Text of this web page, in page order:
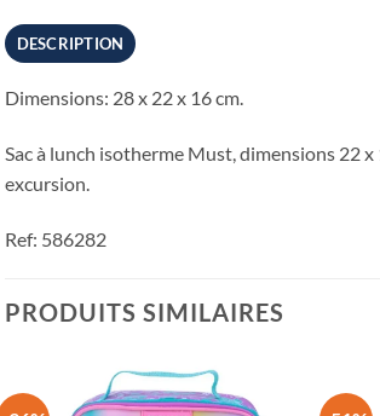
DESCRIPTION
Dimensions: 28 x 22 x 16 cm.
Sac à lunch isotherme Must, dimensions 22
excursion.
Ref: 586282
PRODUITS SIMILAIRES